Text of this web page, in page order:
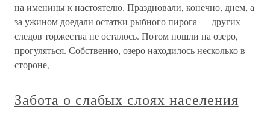
на именины к настоятелю. Праздновали, конечно, днем, а
за ужином доедали остатки рыбного пирога — других
следов торжества не осталось. Потом пошли на озеро,
прогуляться. Собственно, озеро находилось несколько в
стороне,
Забота о слабых слоях населения